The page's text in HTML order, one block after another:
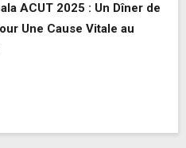
ACUT 2025 : Un Dîner de
Une Cause Vitale au